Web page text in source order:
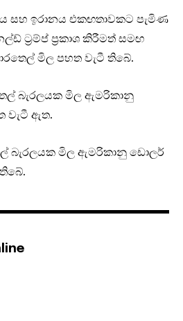
සහ ඉරානය එකඟතාවකට පැමිණ
ට්‍රම්ප් ප්‍රකාශ කිරීමත් සමඟ
මිල පහත වැටී තිබේ.
බැරලයක මිල ඇමරිකානු
වැටී ඇත.
බැරලයක මිල ඇමරිකානු ඩොලර්